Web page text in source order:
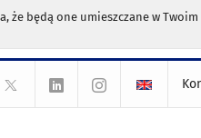
będą one umieszczane w